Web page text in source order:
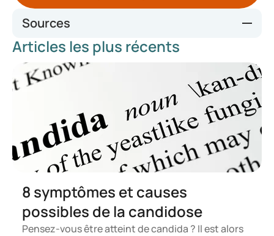
Sources
An update on the treatment of premature ejaculation: A
systematic review - PMC (nih.gov)
Premature ejaculation - current concepts in the
management: A narrative review - PMC (nih.gov)
Premature Ejaculation - StatPearls - NCBI Bookshelf
Premature Ejaculation: Aetiology and Treatment
Strategies - PMC (nih.gov)
Premature ejaculation: Learn More – What can I do on my
own? - InformedHealth.org - NCBI Bookshelf (nih.gov)
Articles les plus récents
8 symptômes et causes
possibles de la candidose
Pensez-vous être atteint de candida ? Il est alors